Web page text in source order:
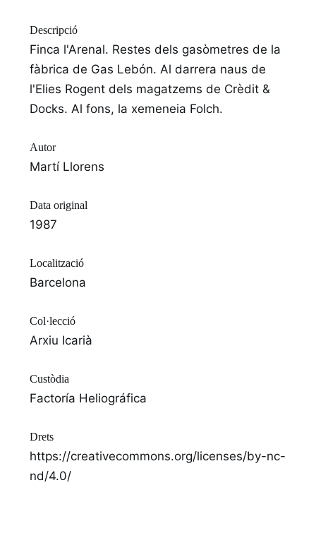
Descripció
Finca l'Arenal. Restes dels gasòmetres de la
fàbrica de Gas Lebón. Al darrera naus de
l'Elies Rogent dels magatzems de Crèdit &
Docks. Al fons, la xemeneia Folch.
Autor
Martí Llorens
Data original
1987
Localització
Barcelona
Col·lecció
Arxiu Icarià
Custòdia
Factoría Heliográfica
Drets
https://creativecommons.org/licenses/by-nc-
nd/4.0/